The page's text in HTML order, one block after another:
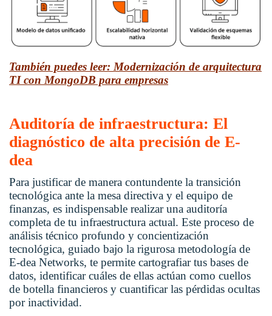
También puedes leer: Modernización de arquitectura
TI con MongoDB para empresas
Auditoría de infraestructura: El
diagnóstico de alta precisión de E-
dea
Para justificar de manera contundente la transición
tecnológica ante la mesa directiva y el equipo de
finanzas, es indispensable realizar una auditoría
completa de tu infraestructura actual. Este proceso de
análisis técnico profundo y concientización
tecnológica, guiado bajo la rigurosa metodología de
E-dea Networks, te permite cartografiar tus bases de
datos, identificar cuáles de ellas actúan como cuellos
de botella financieros y cuantificar las pérdidas ocultas
por inactividad.